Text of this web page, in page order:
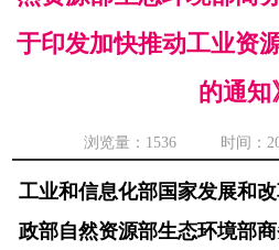
于印发加快推动工业资
的通知
浏览量： 1536 时间：
工业和信息化部国家发展和
政部自然资源部生态环境部